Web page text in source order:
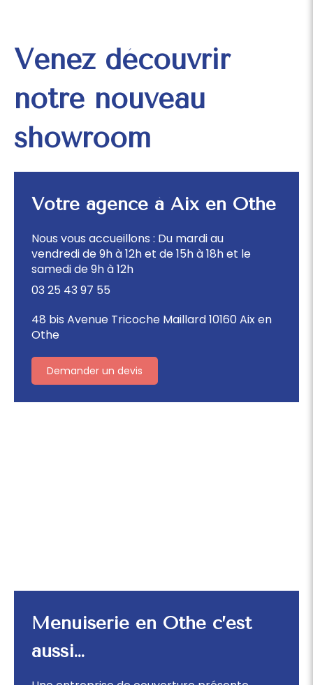
Venez découvrir
notre nouveau
showroom
Votre agence à Aix en Othe
Nous vous accueillons : Du mardi au
vendredi de 9h à 12h et de 15h à 18h et le
samedi de 9h à 12h
03 25 43 97 55
48 bis Avenue Tricoche Maillard 10160 Aix en
Othe
Demander un devis
Menuiserie en Othe c’est
aussi…